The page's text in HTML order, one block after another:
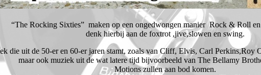
“The Rocking Sixties” maken op een ongedwongen manier Rock & Roll en
denk hierbij aan de foxtrot ,jive,slowen en swing.
die uit de 50-er en 60-er jaren stamt, zoals van Cliff, Elvis, Carl Perkins,Roy
maar ook muziek uit de wat latere tijd bijvoorbeeld van The Bellamy
Motions zullen aan bod komen.